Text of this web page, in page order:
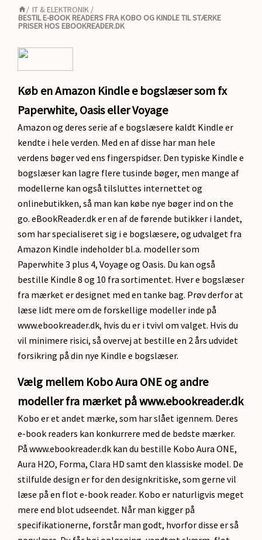
/ IT & ELEKTRONIK /
BESTIL E-BOOK READERS FRA KOBO OG KINDLE TIL STÆRKE
PRISER HOS EBOOKREADER.DK
Køb en Amazon Kindle e bogslæser som fx
Paperwhite, Oasis eller Voyage
Amazon og deres serie af e bogslæsere kaldt Kindle er
kendte i hele verden. Med en af disse har man hele
verdens bøger ved ens fingerspidser. Den typiske Kindle e
bogslæser kan lagre flere tusinde bøger, men mange af
modellerne kan også tilsluttes internettet og
onlinebutikken, så man kan købe nye bøger ind on the
go. eBookReader.dk er en af de førende butikker i landet,
som har specialiseret sig i e bogslæsere, og udvalget fra
Amazon Kindle indeholder bl.a. modeller som
Paperwhite 3 plus 4, Voyage og Oasis. Du kan også
bestille Kindle 8 og 10 fra sortimentet. Hver e bogslæser
fra mærket er designet med en tanke bag. Prøv derfor at
læse lidt mere om de forskellige modeller inde på
www.ebookreader.dk, hvis du er i tvivl om valget. Hvis du
vil minimere risici, så overvej at bestille en 2 års udvidet
forsikring på din nye Kindle e bogslæser.
Vælg mellem Kobo Aura ONE og andre
modeller fra mærket på www.ebookreader.dk
Kobo er et andet mærke, som har slået igennem. Deres
e-book readers kan konkurrere med de bedste mærker.
På www.ebookreader.dk kan du bestille Kobo Aura ONE,
Aura H2O, Forma, Clara HD samt den klassiske model. De
stilfulde design er for den designkritiske, som gerne vil
læse på en flot e-book reader. Kobo er naturligvis meget
mere end blot udseendet. Når man kigger på
specifikationerne, forstår man godt, hvorfor disse er så